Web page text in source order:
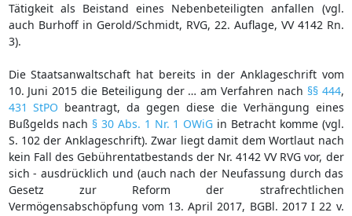
Tätigkeit als Beistand eines Nebenbeteiligten anfallen (vgl.
auch Burhoff in Gerold/Schmidt, RVG, 22. Auflage, VV 4142 Rn.
3).
Die Staatsanwaltschaft hat bereits in der Anklageschrift vom
10. Juni 2015 die Beteiligung der … am Verfahren nach §§ 444,
431 StPO beantragt, da gegen diese die Verhängung eines
Bußgelds nach § 30 Abs. 1 Nr. 1 OWiG in Betracht komme (vgl.
S. 102 der Anklageschrift). Zwar liegt damit dem Wortlaut nach
kein Fall des Gebührentatbestands der Nr. 4142 VV RVG vor, der
sich - ausdrücklich und (auch nach der Neufassung durch das
Gesetz zur Reform der strafrechtlichen
Vermögensabschöpfung vom 13. April 2017, BGBl. 2017 I 22 v.